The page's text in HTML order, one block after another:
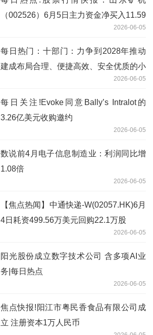
（002526）6月5日主力资金净买入11.59
2026-06-05
每日热门：十部门：力争到2028年推动
建成布局合理、便捷高效、安全优质的小
2026-06-05
每日关注!Evoke同意Bally’s Intralot的
3.26亿美元收购邀约
2026-06-05
数说前4月电子信息制造业：利润同比增
1.08倍
2026-06-05
【焦点热闻】中通快递-W(02057.HK)6月
4日耗资499.56万美元回购22.1万股
2026-06-05
阳光股份成立数字技术公司 含多项AI业
务|每日热点
2026-06-05
焦点快报!阳江市粤民香食品有限公司成
立 注册资本1万人民币